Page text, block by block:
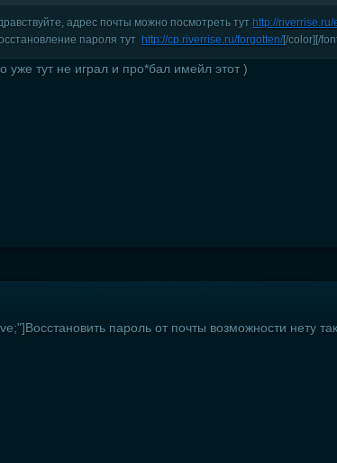
адрес почты можно посмотреть тутhttp://
пароля тутhttp://cp.riverrise.ru/forgotten/[/color][/
тут не играл и про*бал имейл этот )
пароль от почты возможности нету